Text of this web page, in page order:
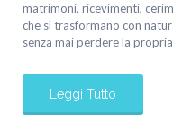
matrimoni, ricevimenti,
che si trasformano con
senza mai perdere la
Leggi Tutto